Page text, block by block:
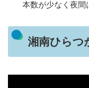
本数が少なく夜間
湘南ひらつ